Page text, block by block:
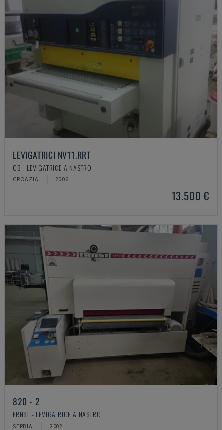
LEVIGATRICI NV11.RRT
CB - LEVIGATRICE A NASTRO
CROAZIA 2006
13.500 €
820 - 2
ERNST - LEVIGATRICE A NASTRO
SERBIA 2002